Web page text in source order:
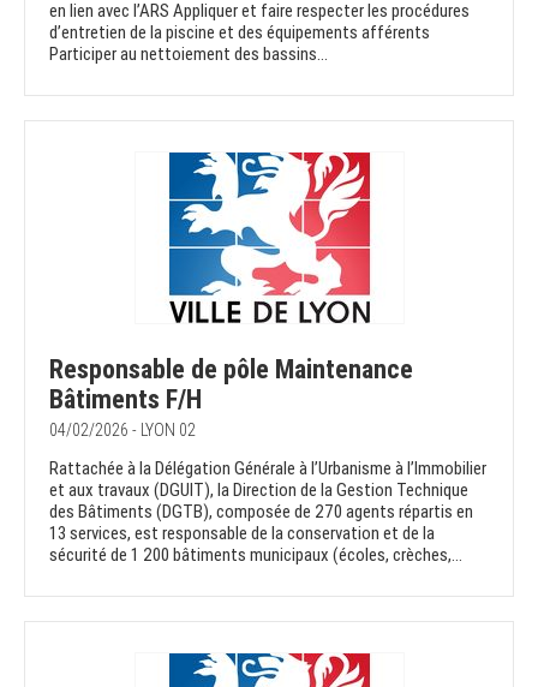
en lien avec l’ARS Appliquer et faire respecter les procédures
d’entretien de la piscine et des équipements afférents
Participer au nettoiement des bassins...
Responsable de pôle Maintenance
Bâtiments F/H
04/02/2026 - LYON 02
Rattachée à la Délégation Générale à l’Urbanisme à l’Immobilier
et aux travaux (DGUIT), la Direction de la Gestion Technique
des Bâtiments (DGTB), composée de 270 agents répartis en
13 services, est responsable de la conservation et de la
sécurité de 1 200 bâtiments municipaux (écoles, crèches,...